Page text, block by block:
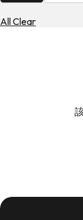
All Clear